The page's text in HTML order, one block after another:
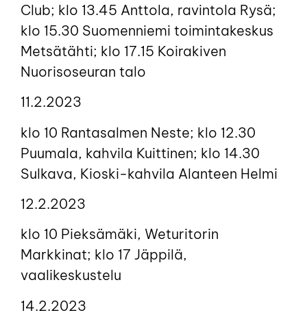
Club; klo 13.45 Anttola, ravintola Rysä;
klo 15.30 Suomenniemi toimintakeskus
Metsätähti; klo 17.15 Koirakiven
Nuorisoseuran talo
11.2.2023
klo 10 Rantasalmen Neste; klo 12.30
Puumala, kahvila Kuittinen; klo 14.30
Sulkava, Kioski-kahvila Alanteen Helmi
12.2.2023
klo 10 Pieksämäki, Weturitorin
Markkinat; klo 17 Jäppilä,
vaalikeskustelu
14.2.2023